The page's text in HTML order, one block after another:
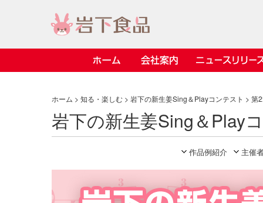
> 会社案内TOP
ごあいさつ 会
> ニュースリリース TOP
> プレスリリース
> 新商品
> 飲食店コラボ
【7月1日～8
ト「NEW
> 商品情報 TOP
> 岩下の新生姜
> 生姜
> オリーブ
> 梅
> レシピ検索 TOP
> 岩下の新生姜レシピ
> らっきょうレシピ
> その他のレシピ
豚バラ肉の
> 安心・安全の取り組み インデックス
畑での取り組み 工
> 知る・楽しむ インデックス
岩下の新生姜ミュージアム
し
ホーム > 知る・楽しむ > 岩下の新生姜Sing＆Playコンテスト > 第
岩下の新生姜Sing＆Play
作品例紹介 主催